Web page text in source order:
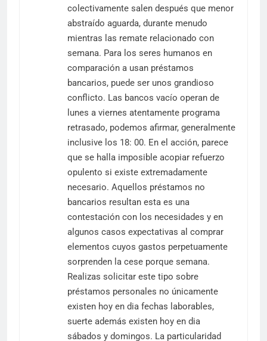
colectivamente salen después que menor
abstraído aguarda, durante menudo
mientras las remate relacionado con
semana. Para los seres humanos en
comparación a usan préstamos
bancarios, puede ser unos grandioso
conflicto. Las bancos vacío operan de
lunes a viernes atentamente programa
retrasado, podemos afirmar, generalmente
inclusive los 18: 00. En el acción, parece
que se halla imposible acopiar refuerzo
opulento si existe extremadamente
necesario. Aquellos préstamos no
bancarios resultan esta es una
contestación con los necesidades y en
algunos casos expectativas al comprar
elementos cuyos gastos perpetuamente
sorprenden la cese porque semana.
Realizas solicitar este tipo sobre
préstamos personales no únicamente
existen hoy en dia fechas laborables,
suerte además existen hoy en dia
sábados y domingos. La particularidad